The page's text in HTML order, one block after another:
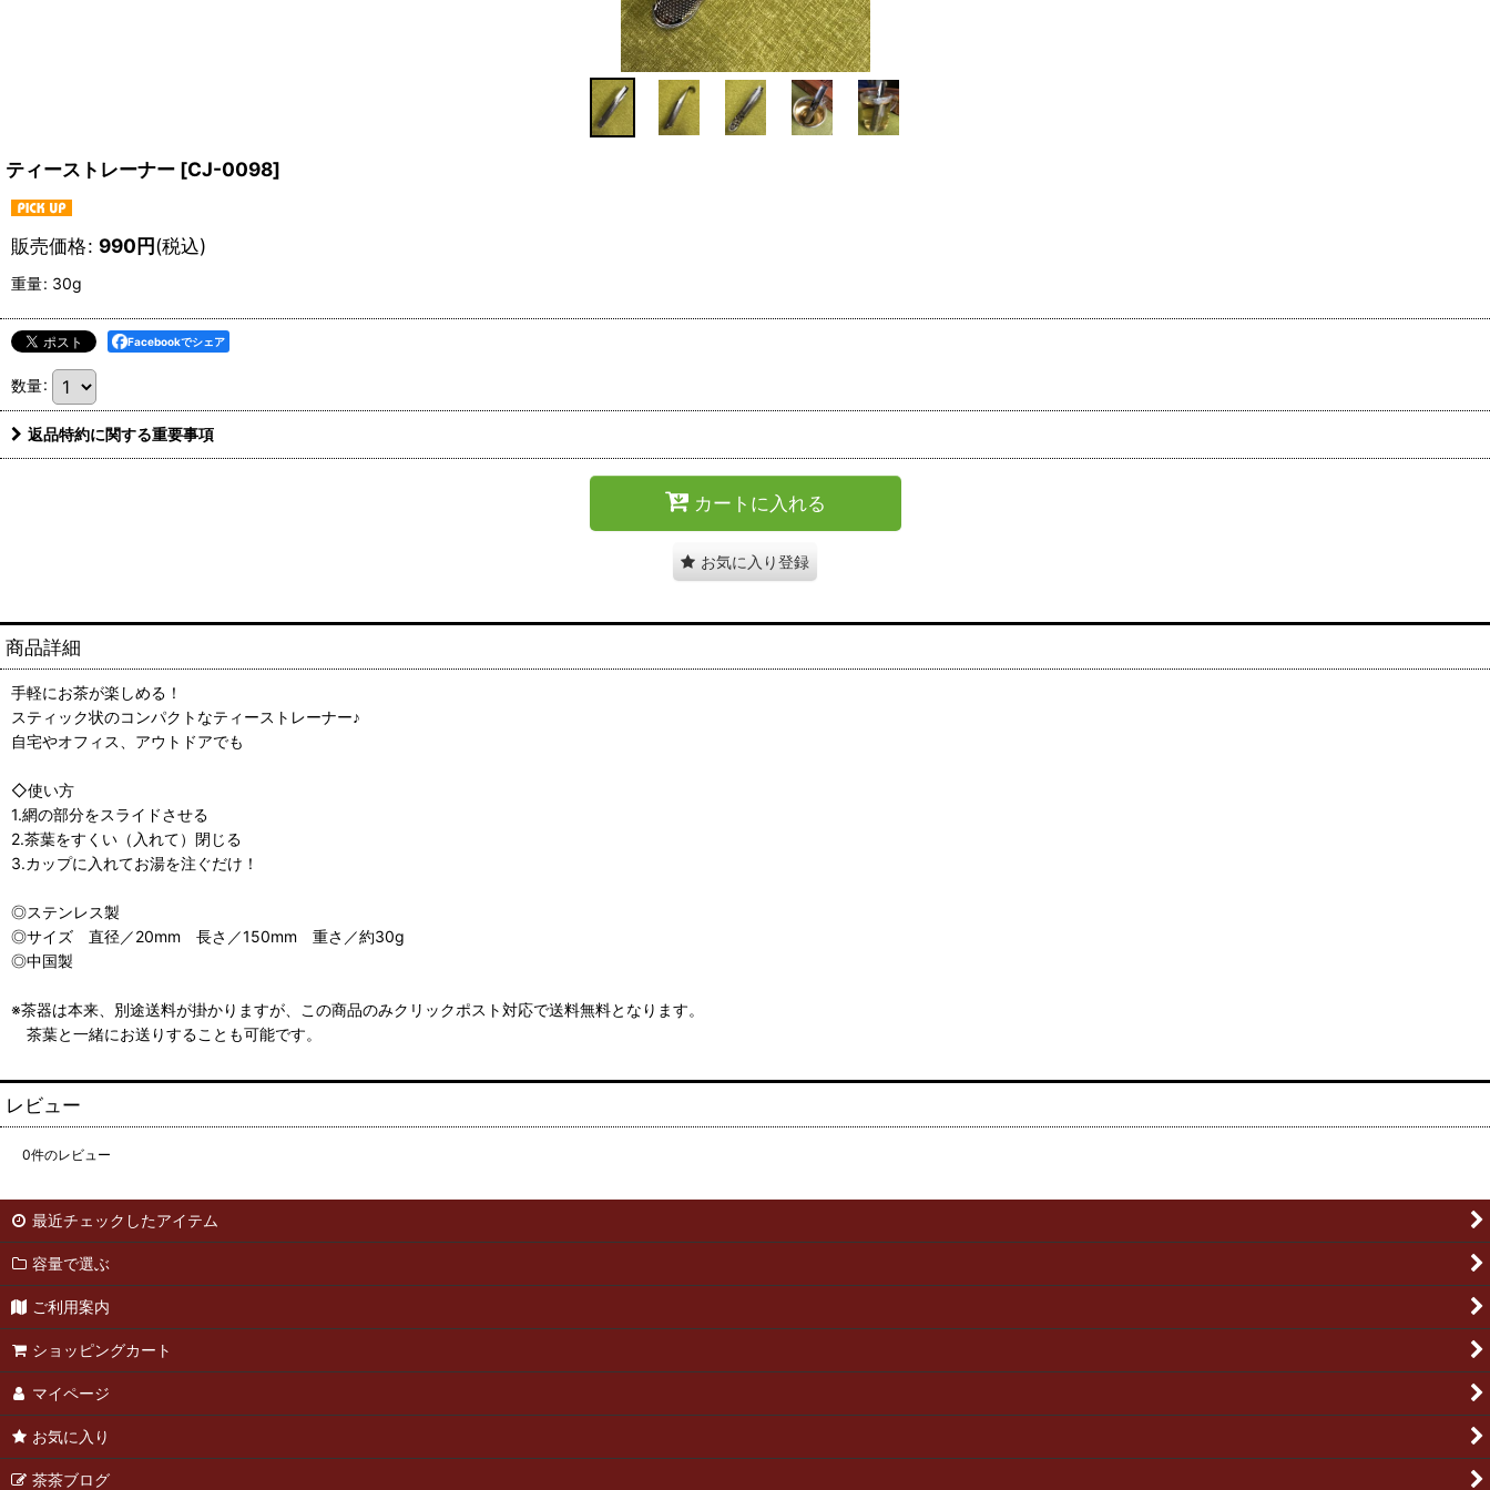
ティーストレーナー [CJ-0098]
販売価格: 990円(税込)
重量: 30g
Facebookでシェア
数量:
返品特約に関する重要事項
カートに入れる
お気に入り登録
商品詳細
手軽にお茶が楽しめる！
スティック状のコンパクトなティーストレーナー♪
自宅やオフィス、アウトドアでも
◇使い方
1.網の部分をスライドさせる
2.茶葉をすくい（入れて）閉じる
3.カップに入れてお湯を注ぐだけ！
◎ステンレス製
◎サイズ 直径／20mm 長さ／150mm 重さ／約30g
◎中国製
※茶器は本来、別途送料が掛かりますが、この商品のみクリックポスト対応で送料無料となります。
茶葉と一緒にお送りすることも可能です。
レビュー
0件のレビュー
最近チェックしたアイテム
容量で選ぶ
ご利用案内
ショッピングカート
マイページ
お気に入り
茶茶ブログ